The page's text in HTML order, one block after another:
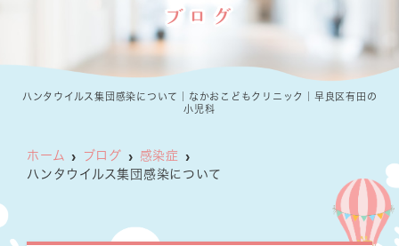
ブログ
ハンタウイルス集団感染について｜なかおこどもクリニック｜早良区有田の
小児科
ホーム ブログ
感染症
ハンタウイルス集団感染について